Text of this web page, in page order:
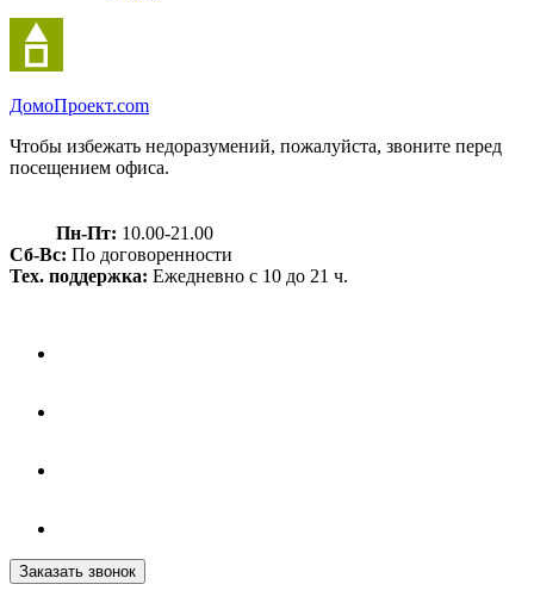
ДомоПроект.com
Чтобы избежать недоразумений, пожалуйста, звоните перед
посещением офиса.
Пн-Пт: 10.00-21.00
Сб-Вс: По договоренности
Тех. поддержка: Ежедневно с 10 до 21 ч.
Заказать звонок